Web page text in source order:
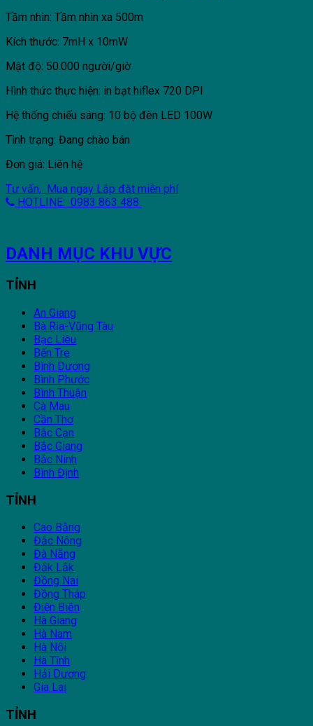
Tầm nhìn: Tầm nhìn xa 500m
Kích thước: 7mH x 10mW
Mật độ: 50.000 người/giờ
Hình thức thực hiện: in bạt hiflex 720 DPI
Hệ thống chiếu sáng: 10 bộ đèn LED 100W
Tình trạng: Đang chào bán
Đơn giá: Liên hệ
Tư vấn, Mua ngay Lắp đặt miễn phí
HOTLINE: 0983 863 488
DANH MỤC KHU VỰC
TỈNH
An Giang
Bà Rịa-Vũng Tàu
Bạc Liêu
Bến Tre
Bình Dương
Bình Phước
Bình Thuận
Cà Mau
Cần Thơ
Bắc Cạn
Bắc Giang
Bắc Ninh
Bình Định
TỈNH
Cao Bằng
Đắc Nông
Đà Nẵng
Đắk Lắk
Đồng Nai
Đồng Tháp
Điện Biên
Hà Giang
Hà Nam
Hà Nội
Hà Tĩnh
Hải Dương
Gia Lai
TỈNH